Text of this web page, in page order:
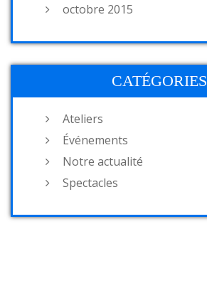
octobre 2015
CATÉGORIES
Ateliers
Événements
Notre actualité
Spectacles